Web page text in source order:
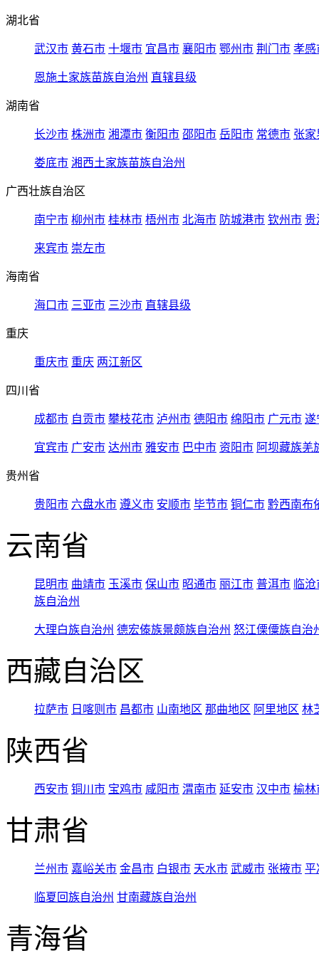
湖北省
武汉市 黄石市 十堰市 宜昌市 襄阳市 鄂州市 荆门市 孝感
恩施土家族苗族自治州 直辖县级
湖南省
长沙市 株洲市 湘潭市 衡阳市 邵阳市 岳阳市 常德市 张家
娄底市 湘西土家族苗族自治州
广西壮族自治区
南宁市 柳州市 桂林市 梧州市 北海市 防城港市 钦州市 贵
来宾市 崇左市
海南省
海口市 三亚市 三沙市 直辖县级
重庆
重庆市 重庆 两江新区
四川省
成都市 自贡市 攀枝花市 泸州市 德阳市 绵阳市 广元市 遂
宜宾市 广安市 达州市 雅安市 巴中市 资阳市 阿坝藏族羌
贵州省
贵阳市 六盘水市 遵义市 安顺市 毕节市 铜仁市 黔西南布
云南省
昆明市 曲靖市 玉溪市 保山市 昭通市 丽江市 普洱市 临
族自治州
大理白族自治州 德宏傣族景颇族自治州 怒江傈僳族自治
西藏自治区
拉萨市 日喀则市 昌都市 山南地区 那曲地区 阿里地区 林
陕西省
西安市 铜川市 宝鸡市 咸阳市 渭南市 延安市 汉中市 榆林
甘肃省
兰州市 嘉峪关市 金昌市 白银市 天水市 武威市 张掖市 平
临夏回族自治州 甘南藏族自治州
青海省